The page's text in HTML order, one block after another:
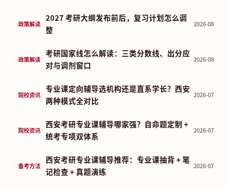
政策解读
2027 考研大纲发布前后，复习计划怎么调
整
2026-08
政策解读
考研国家线怎么解读：三类分数线、出分应
对与调剂窗口
2026-08
院校资讯
专业课定向辅导选机构还是直系学长？西安
两种模式全对比
2026-07
院校资讯
西安考研专业课辅导哪家强？自命题定制 +
统考专项双体系
2026-07
备考方法
西安考研专业课辅导推荐：专业课抽背 + 笔
记检查 + 真题演练
2026-07